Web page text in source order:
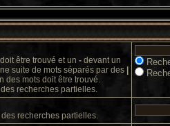
être trouvé et un - devant un
suite de mots séparés par des
des mots doit être trouvé.
recherches partielles.
recherches partielles.